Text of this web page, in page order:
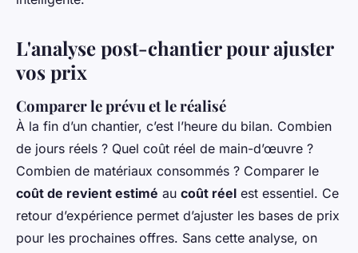
L'analyse post-chantier pour ajuster
vos prix
Comparer le prévu et le réalisé
À la fin d’un chantier, c’est l’heure du bilan. Combien
de jours réels ? Quel coût réel de main-d’œuvre ?
Combien de matériaux consommés ? Comparer le
coût de revient estimé au coût réel est essentiel. Ce
retour d’expérience permet d’ajuster les bases de prix
pour les prochaines offres. Sans cette analyse, on